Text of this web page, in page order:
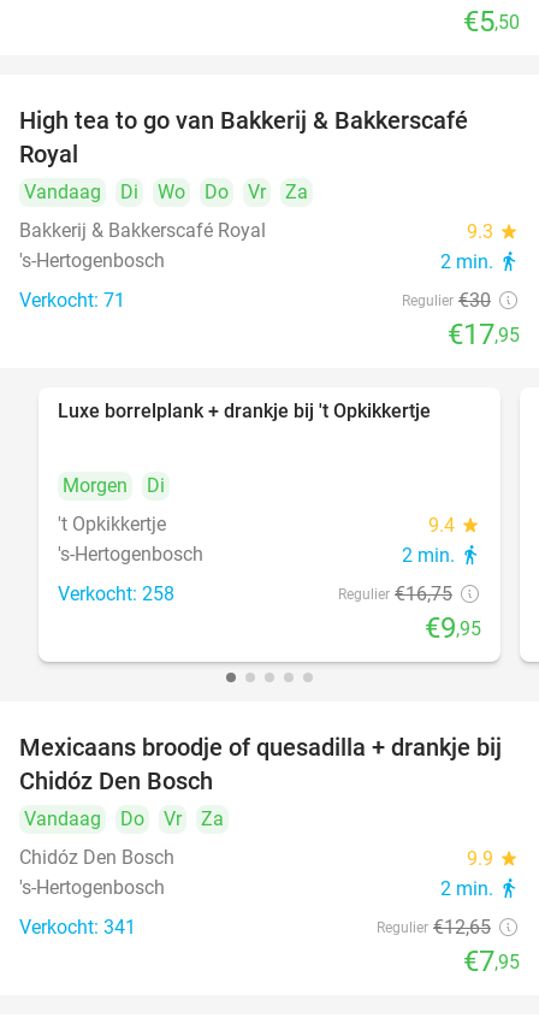
€5,50
40%
High tea to go van Bakkerij & Bakkerscafé
Royal
Vandaag Di Wo Do Vr
Za
Bakkerij & Bakkerscafé Royal
9.3 star
's-Hertogenbosch 2 min. directions_walk
Verkocht: 71 Regulier €30
€17,95
Luxe borrelplank + drankje bij 't Opkikkertje
Morgen
Di
't Opkikkertje
9.4 star
's-Hertogenbosch 2 min. directions_walk
Verkocht: 258 Regulier €16,75
€9,95
37%
Mexicaans broodje of quesadilla + drankje bij
Chidóz Den Bosch
Vandaag Do Vr
Za
Chidóz Den Bosch
9.9 star
's-Hertogenbosch 2 min. directions_walk
Verkocht: 341 Regulier €12,65
€7,95